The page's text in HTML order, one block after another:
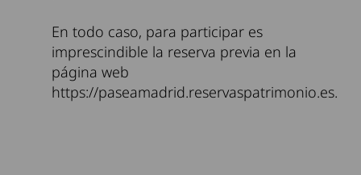
En todo caso, para participar es
imprescindible la reserva previa en la
página web
https://paseamadrid.reservaspatrimonio.es.